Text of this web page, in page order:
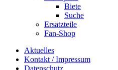
Biete
Suche
Ersatzteile
Fan-Shop
Aktuelles
Kontakt / Impressum